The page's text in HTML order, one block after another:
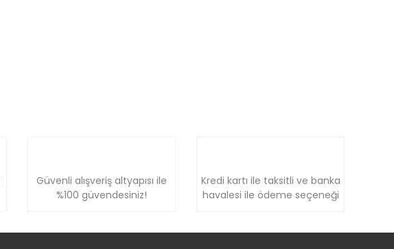
Güvenli alışveriş altyapısı ile
%100 güvendesiniz!
Kredi kartı ile taksitli ve banka
havalesi ile ödeme seçeneği